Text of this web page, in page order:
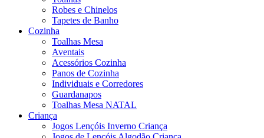
Robes e Chinelos
Tapetes de Banho
Cozinha
Toalhas Mesa
Aventais
Acessórios Cozinha
Panos de Cozinha
Individuais e Corredores
Guardanapos
Toalhas Mesa NATAL
Criança
Jogos Lençóis Inverno Criança